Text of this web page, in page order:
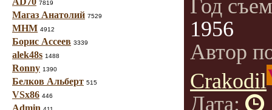
7819
Магаз Анатолий 7529
МНМ 4912
Борис Ассеев 3339
alek48s 1488
Ronny 1390
Белков Альберт 515
VSx86 446
Admin
Год
1956
Автор
Crakodil
Дата: